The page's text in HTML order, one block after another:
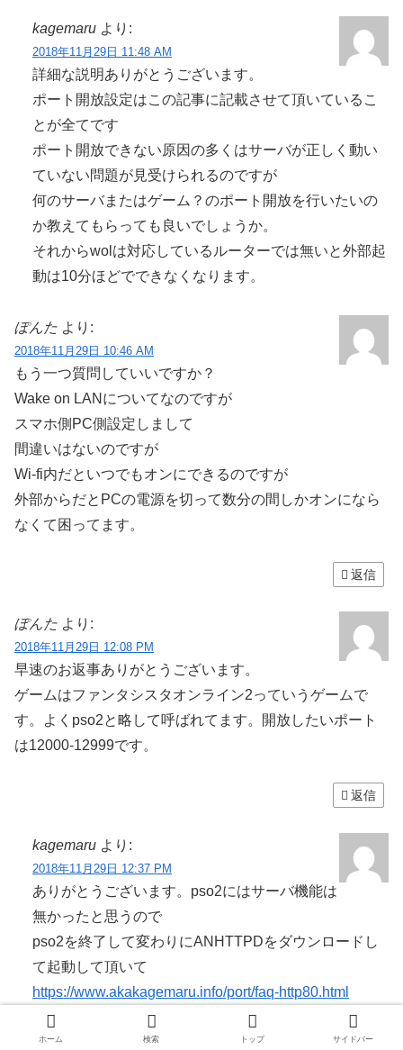
kagemaru より:
2018年11月29日 11:48 AM
詳細な説明ありがとうございます。
ポート開放設定はこの記事に記載させて頂いているこ
とが全てです
ポート開放できない原因の多くはサーバが正しく動い
ていない問題が見受けられるのですが
何のサーバまたはゲーム？のポート開放を行いたいの
か教えてもらっても良いでしょうか。
それからwolは対応しているルーターでは無いと外部起
動は10分ほどでできなくなります。
ぽんた より:
2018年11月29日 10:46 AM
もう一つ質問していいですか？
Wake on LANについてなのですが
スマホ側PC側設定しまして
間違いはないのですが
Wi-fi内だといつでもオンにできるのですが
外部からだとPCの電源を切って数分の間しかオンになら
なくて困ってます。
返信
ぽんた より:
2018年11月29日 12:08 PM
早速のお返事ありがとうございます。
ゲームはファンタシスタオンライン2っていうゲームで
す。よくpso2と略して呼ばれてます。開放したいポート
は12000-12999です。
返信
kagemaru より:
2018年11月29日 12:37 PM
ありがとうございます。pso2にはサーバ機能は
無かったと思うので
pso2を終了して変わりにANHTTPDをダウンロードし
て起動して頂いて
https://www.akakagemaru.info/port/faq-http80.html
ここを12000へ変更してポート開放確認を行ってみて
もらえますか？
ホーム 検索 トップ サイドバー